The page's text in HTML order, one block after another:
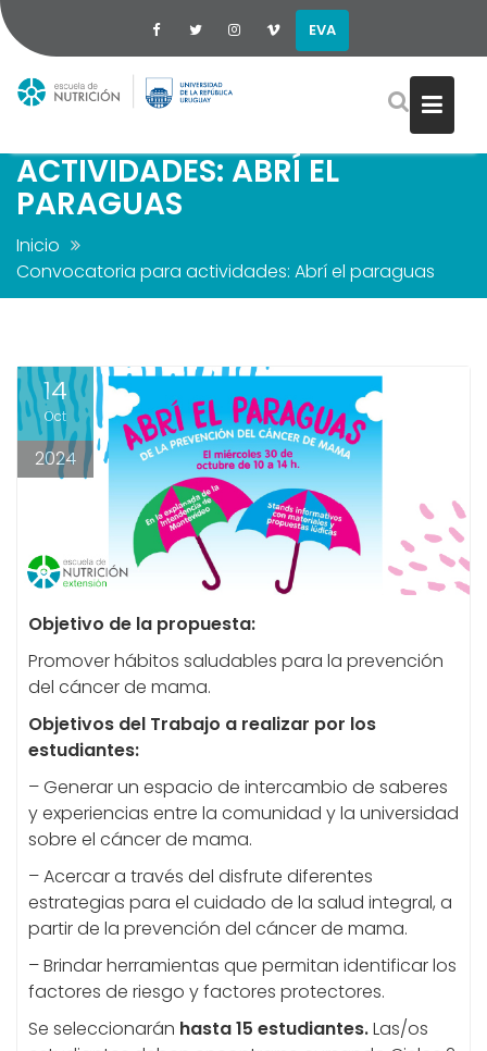
contenido
EVA
ACTIVIDADES: ABRÍ EL
PARAGUAS
Inicio
Convocatoria para actividades: Abrí el paraguas
14
Oct
2024
Objetivo de la propuesta:
Promover hábitos saludables para la prevención
del cáncer de mama.
Objetivos del Trabajo a realizar por los
estudiantes:
– Generar un espacio de intercambio de saberes
y experiencias entre la comunidad y la universidad
sobre el cáncer de mama.
– Acercar a través del disfrute diferentes
estrategias para el cuidado de la salud integral, a
partir de la prevención del cáncer de mama.
– Brindar herramientas que permitan identificar los
factores de riesgo y factores protectores.
Se seleccionarán hasta 15 estudiantes.Las/os